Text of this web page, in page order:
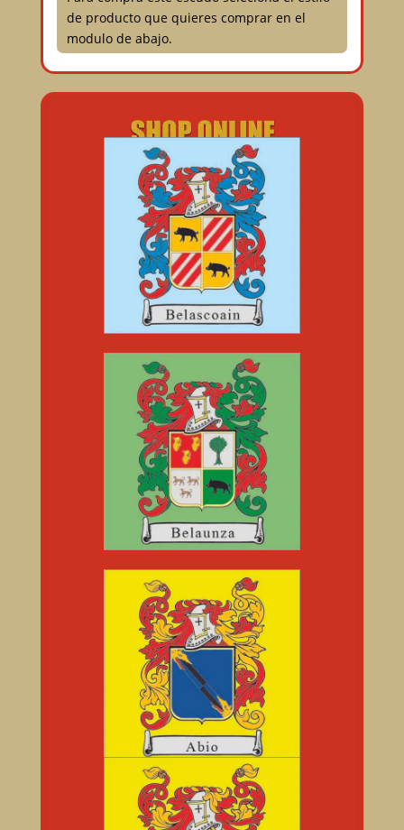
de producto que quieres comprar en el
modulo de abajo.